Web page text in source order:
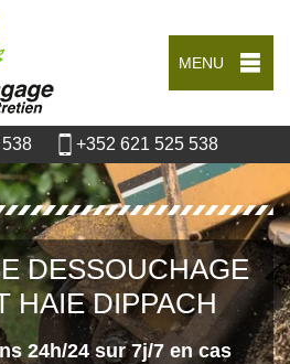
MENU
+352 621 525 538
DESSOUCHAGE
HAIE DIPPACH
24h/24 sur 7j/7 en cas